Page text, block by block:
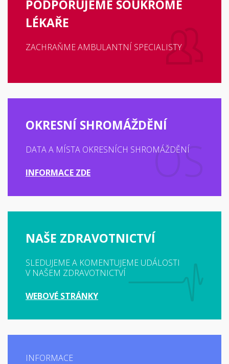
PODPORUJEME SOUKROMÉ
LÉKAŘE
ZACHRAŇME AMBULANTNÍ SPECIALISTY
OKRESNÍ SHROMÁŽDĚNÍ
DATA A MÍSTA OKRESNÍCH SHROMÁŽDĚNÍ
INFORMACE ZDE
NAŠE ZDRAVOTNICTVÍ
SLEDUJEME A KOMENTUJEME UDÁLOSTI
V NAŠEM ZDRAVOTNICTVÍ
WEBOVÉ STRÁNKY
INFORMACE